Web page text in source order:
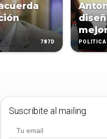
787D POLÍTICA
Suscribite al mailing.